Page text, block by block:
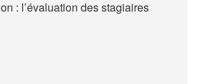
: l’évaluation des stagiaires